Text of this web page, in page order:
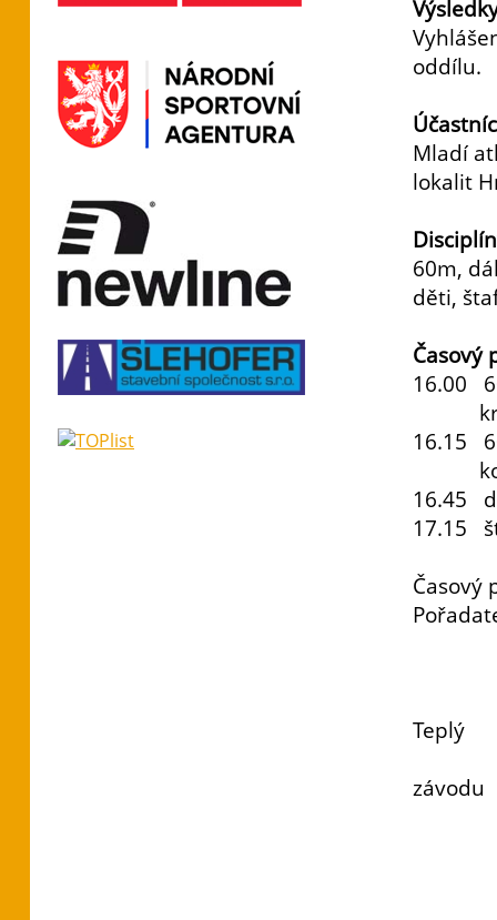
oddílu.
Mladí
lokalit
60m,
děti,
Časový
16.00
16.15
16.45
17.15
Časový
Teplý
závodu